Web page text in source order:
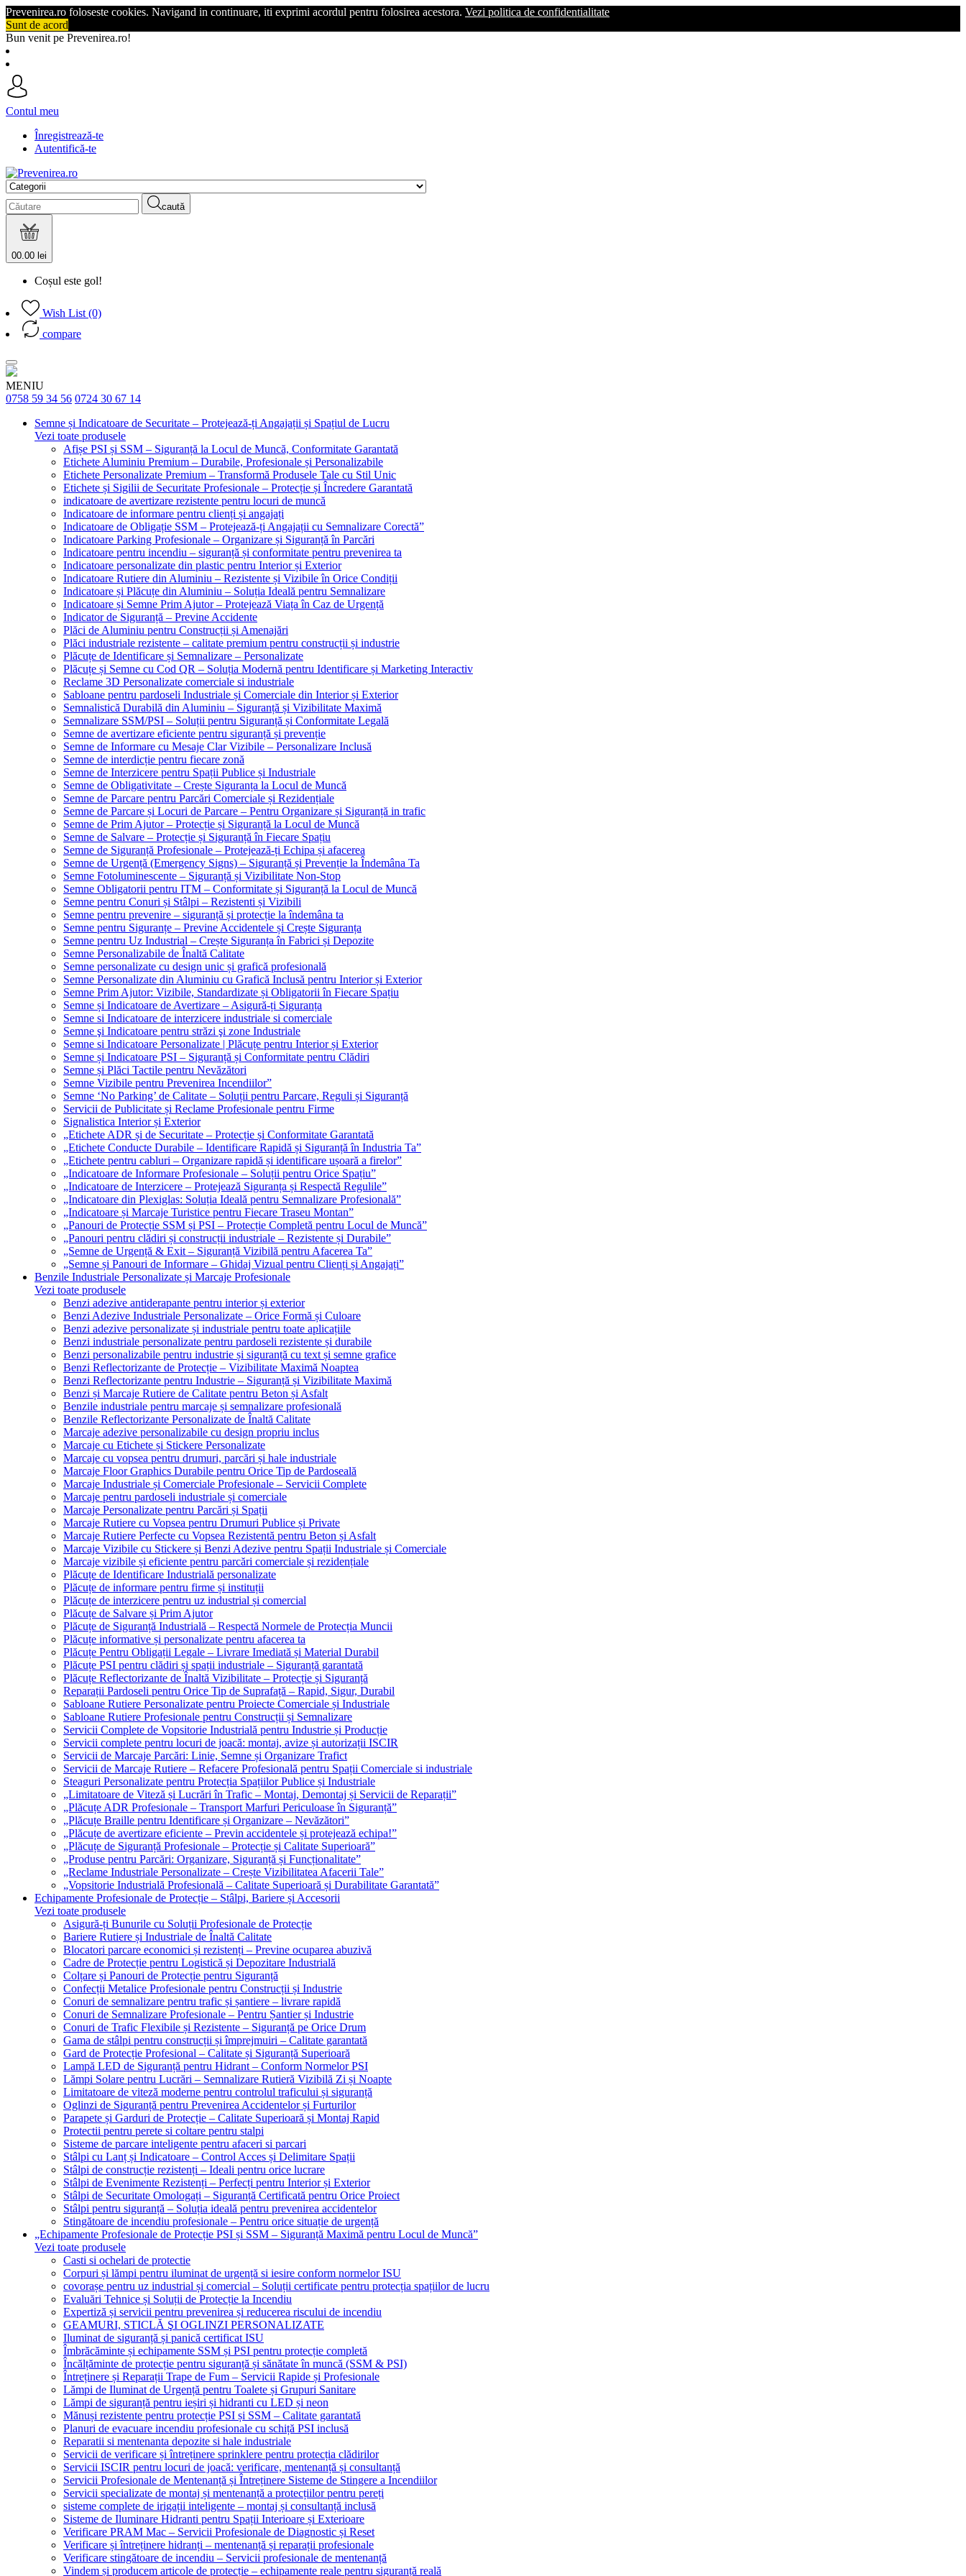
Prevenirea.ro foloseste cookies. Navigand in continuare, iti exprimi acordul pentru folosirea acestora. Vezi politica de confidentialitate
Sunt de acord
Bun venit pe Prevenirea.ro!
Contul meu
Înregistrează-te
Autentifică-te
caută
00.00 lei
Coșul este gol!
Wish List (0)
compare
MENIU
0758 59 34 56 0724 30 67 14
Semne și Indicatoare de Securitate – Protejează-ți Angajații și Spațiul de Lucru
Vezi toate produsele
Afișe PSI și SSM – Siguranță la Locul de Muncă, Conformitate Garantată
Etichete Aluminiu Premium – Durabile, Profesionale și Personalizabile
Etichete Personalizate Premium – Transformă Produsele Tale cu Stil Unic
Etichete și Sigilii de Securitate Profesionale – Protecție și Încredere Garantată
indicatoare de avertizare rezistente pentru locuri de muncă
Indicatoare de informare pentru clienți și angajați
Indicatoare de Obligație SSM – Protejează-ți Angajații cu Semnalizare Corectă”
Indicatoare Parking Profesionale – Organizare și Siguranță în Parcări
Indicatoare pentru incendiu – siguranță și conformitate pentru prevenirea ta
Indicatoare personalizate din plastic pentru Interior și Exterior
Indicatoare Rutiere din Aluminiu – Rezistente și Vizibile în Orice Condiții
Indicatoare și Plăcuțe din Aluminiu – Soluția Ideală pentru Semnalizare
Indicatoare și Semne Prim Ajutor – Protejează Viața în Caz de Urgență
Indicator de Siguranță – Previne Accidente
Plăci de Aluminiu pentru Construcții și Amenajări
Plăci industriale rezistente – calitate premium pentru construcții și industrie
Plăcuțe de Identificare și Semnalizare – Personalizate
Plăcuțe și Semne cu Cod QR – Soluția Modernă pentru Identificare și Marketing Interactiv
Reclame 3D Personalizate comerciale si industriale
Sabloane pentru pardoseli Industriale și Comerciale din Interior și Exterior
Semnalistică Durabilă din Aluminiu – Siguranță și Vizibilitate Maximă
Semnalizare SSM/PSI – Soluții pentru Siguranță și Conformitate Legală
Semne de avertizare eficiente pentru siguranță și prevenție
Semne de Informare cu Mesaje Clar Vizibile – Personalizare Inclusă
Semne de interdicție pentru fiecare zonă
Semne de Interzicere pentru Spații Publice și Industriale
Semne de Obligativitate – Crește Siguranța la Locul de Muncă
Semne de Parcare pentru Parcări Comerciale și Rezidențiale
Semne de Parcare și Locuri de Parcare – Pentru Organizare și Siguranță in trafic
Semne de Prim Ajutor – Protecție și Siguranță la Locul de Muncă
Semne de Salvare – Protecție și Siguranță în Fiecare Spațiu
Semne de Siguranță Profesionale – Protejează-ți Echipa și afacerea
Semne de Urgență (Emergency Signs) – Siguranță și Prevenție la Îndemâna Ta
Semne Fotoluminescente – Siguranță și Vizibilitate Non-Stop
Semne Obligatorii pentru ITM – Conformitate și Siguranță la Locul de Muncă
Semne pentru Conuri și Stâlpi – Rezistenti și Vizibili
Semne pentru prevenire – siguranță și protecție la îndemâna ta
Semne pentru Siguranțe – Previne Accidentele și Crește Siguranța
Semne pentru Uz Industrial – Crește Siguranța în Fabrici și Depozite
Semne Personalizabile de Înaltă Calitate
Semne personalizate cu design unic și grafică profesională
Semne Personalizate din Aluminiu cu Grafică Inclusă pentru Interior și Exterior
Semne Prim Ajutor: Vizibile, Standardizate și Obligatorii în Fiecare Spațiu
Semne și Indicatoare de Avertizare – Asigură-ți Siguranța
Semne si Indicatoare de interzicere industriale si comerciale
Semne şi Indicatoare pentru străzi şi zone Industriale
Semne si Indicatoare Personalizate | Plăcuțe pentru Interior și Exterior
Semne și Indicatoare PSI – Siguranță și Conformitate pentru Clădiri
Semne și Plăci Tactile pentru Nevăzători
Semne Vizibile pentru Prevenirea Incendiilor”
Semne ‘No Parking’ de Calitate – Soluții pentru Parcare, Reguli și Siguranță
Servicii de Publicitate și Reclame Profesionale pentru Firme
Signalistica Interior și Exterior
„Etichete ADR și de Securitate – Protecție și Conformitate Garantată
„Etichete Conducte Durabile – Identificare Rapidă și Siguranță în Industria Ta”
„Etichete pentru cabluri – Organizare rapidă și identificare ușoară a firelor”
„Indicatoare de Informare Profesionale – Soluții pentru Orice Spațiu”
„Indicatoare de Interzicere – Protejează Siguranța și Respectă Regulile”
„Indicatoare din Plexiglas: Soluția Ideală pentru Semnalizare Profesională”
„Indicatoare și Marcaje Turistice pentru Fiecare Traseu Montan”
„Panouri de Protecție SSM și PSI – Protecție Completă pentru Locul de Muncă”
„Panouri pentru clădiri și construcții industriale – Rezistente și Durabile”
„Semne de Urgență & Exit – Siguranță Vizibilă pentru Afacerea Ta”
„Semne și Panouri de Informare – Ghidaj Vizual pentru Clienți și Angajați”
Benzile Industriale Personalizate și Marcaje Profesionale
Vezi toate produsele
Benzi adezive antiderapante pentru interior și exterior
Benzi Adezive Industriale Personalizate – Orice Formă și Culoare
Benzi adezive personalizate și industriale pentru toate aplicațiile
Benzi industriale personalizate pentru pardoseli rezistente și durabile
Benzi personalizabile pentru industrie și siguranță cu text și semne grafice
Benzi Reflectorizante de Protecție – Vizibilitate Maximă Noaptea
Benzi Reflectorizante pentru Industrie – Siguranță și Vizibilitate Maximă
Benzi și Marcaje Rutiere de Calitate pentru Beton și Asfalt
Benzile industriale pentru marcaje și semnalizare profesională
Benzile Reflectorizante Personalizate de Înaltă Calitate
Marcaje adezive personalizabile cu design propriu inclus
Marcaje cu Etichete și Stickere Personalizate
Marcaje cu vopsea pentru drumuri, parcări și hale industriale
Marcaje Floor Graphics Durabile pentru Orice Tip de Pardoseală
Marcaje Industriale și Comerciale Profesionale – Servicii Complete
Marcaje pentru pardoseli industriale și comerciale
Marcaje Personalizate pentru Parcări și Spații
Marcaje Rutiere cu Vopsea pentru Drumuri Publice și Private
Marcaje Rutiere Perfecte cu Vopsea Rezistentă pentru Beton și Asfalt
Marcaje Vizibile cu Stickere și Benzi Adezive pentru Spații Industriale și Comerciale
Marcaje vizibile și eficiente pentru parcări comerciale și rezidențiale
Plăcuțe de Identificare Industrială personalizate
Plăcuțe de informare pentru firme și instituții
Plăcuțe de interzicere pentru uz industrial și comercial
Plăcuțe de Salvare și Prim Ajutor
Plăcuțe de Siguranță Industrială – Respectă Normele de Protecția Muncii
Plăcuțe informative și personalizate pentru afacerea ta
Plăcuțe Pentru Obligații Legale – Livrare Imediată și Material Durabil
Plăcuțe PSI pentru clădiri și spații industriale – Siguranță garantată
Plăcuțe Reflectorizante de Înaltă Vizibilitate – Protecție și Siguranță
Reparații Pardoseli pentru Orice Tip de Suprafață – Rapid, Sigur, Durabil
Sabloane Rutiere Personalizate pentru Proiecte Comerciale și Industriale
Sabloane Rutiere Profesionale pentru Construcții și Semnalizare
Servicii Complete de Vopsitorie Industrială pentru Industrie și Producție
Servicii complete pentru locuri de joacă: montaj, avize și autorizații ISCIR
Servicii de Marcaje Parcări: Linie, Semne și Organizare Trafict
Servicii de Marcaje Rutiere – Refacere Profesională pentru Spații Comerciale si industriale
Steaguri Personalizate pentru Protecția Spațiilor Publice și Industriale
„Limitatoare de Viteză și Lucrări în Trafic – Montaj, Demontaj și Servicii de Reparații”
„Plăcuțe ADR Profesionale – Transport Marfuri Periculoase în Siguranță”
„Plăcuțe Braille pentru Identificare și Organizare – Nevăzători”
„Plăcuțe de avertizare eficiente – Previn accidentele și protejează echipa!”
„Plăcuțe de Siguranță Profesionale – Protecție și Calitate Superioară”
„Produse pentru Parcări: Organizare, Siguranță și Funcționalitate”
„Reclame Industriale Personalizate – Crește Vizibilitatea Afacerii Tale”
„Vopsitorie Industrială Profesională – Calitate Superioară și Durabilitate Garantată”
Echipamente Profesionale de Protecție – Stâlpi, Bariere și Accesorii
Vezi toate produsele
Asigură-ți Bunurile cu Soluții Profesionale de Protecție
Bariere Rutiere și Industriale de Înaltă Calitate
Blocatori parcare economici și rezistenți – Previne ocuparea abuzivă
Cadre de Protecție pentru Logistică și Depozitare Industrială
Colțare și Panouri de Protecție pentru Siguranță
Confecții Metalice Profesionale pentru Construcții și Industrie
Conuri de semnalizare pentru trafic și șantiere – livrare rapidă
Conuri de Semnalizare Profesionale – Pentru Șantier și Industrie
Conuri de Trafic Flexibile și Rezistente – Siguranță pe Orice Drum
Gama de stâlpi pentru construcții și împrejmuiri – Calitate garantată
Gard de Protecție Profesional – Calitate și Siguranță Superioară
Lampă LED de Siguranță pentru Hidrant – Conform Normelor PSI
Lămpi Solare pentru Lucrări – Semnalizare Rutieră Vizibilă Zi și Noapte
Limitatoare de viteză moderne pentru controlul traficului și siguranță
Oglinzi de Siguranță pentru Prevenirea Accidentelor și Furturilor
Parapete și Garduri de Protecție – Calitate Superioară și Montaj Rapid
Protectii pentru perete si coltare pentru stalpi
Sisteme de parcare inteligente pentru afaceri si parcari
Stâlpi cu Lanț și Indicatoare – Control Acces și Delimitare Spații
Stâlpi de construcție rezistenți – Ideali pentru orice lucrare
Stâlpi de Evenimente Rezistenți – Perfecți pentru Interior și Exterior
Stâlpi de Securitate Omologați – Siguranță Certificată pentru Orice Proiect
Stâlpi pentru siguranță – Soluția ideală pentru prevenirea accidentelor
Stingătoare de incendiu profesionale – Pentru orice situație de urgență
„Echipamente Profesionale de Protecție PSI și SSM – Siguranță Maximă pentru Locul de Muncă”
Vezi toate produsele
Casti si ochelari de protectie
Corpuri și lămpi pentru iluminat de urgență si iesire conform normelor ISU
covorașe pentru uz industrial și comercial – Soluții certificate pentru protecția spațiilor de lucru
Evaluări Tehnice și Soluții de Protecție la Incendiu
Expertiză și servicii pentru prevenirea și reducerea riscului de incendiu
GEAMURI, STICLĂ ŞI OGLINZI PERSONALIZATE
Iluminat de siguranță și panică certificat ISU
Îmbrăcăminte și echipamente SSM și PSI pentru protecție completă
Încălțăminte de protecție pentru siguranță și sănătate în muncă (SSM & PSI)
Întreținere și Reparații Trape de Fum – Servicii Rapide și Profesionale
Lămpi de Iluminat de Urgență pentru Toalete și Grupuri Sanitare
Lămpi de siguranță pentru ieșiri și hidranti cu LED și neon
Mănuși rezistente pentru protecție PSI și SSM – Calitate garantată
Planuri de evacuare incendiu profesionale cu schiță PSI inclusă
Reparatii si mentenanta depozite si hale industriale
Servicii de verificare și întreținere sprinklere pentru protecția clădirilor
Servicii ISCIR pentru locuri de joacă: verificare, mentenanță și consultanță
Servicii Profesionale de Mentenanță și Întreținere Sisteme de Stingere a Incendiilor
Servicii specializate de montaj și mentenanță a protecțiilor pentru pereți
sisteme complete de irigații inteligente – montaj și consultanță inclusă
Sisteme de Iluminare Hidranti pentru Spații Interioare și Exterioare
Verificare PRAM Mac – Servicii Profesionale de Diagnostic și Reset
Verificare și întreținere hidranți – mentenanță și reparații profesionale
Verificare stingătoare de incendiu – Servicii profesionale de mentenanță
Vindem și producem articole de protecție – echipamente reale pentru siguranță reală